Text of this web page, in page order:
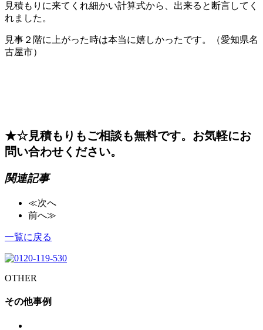
見積もりに来てくれ細かい計算式から、出来ると断言してく
れました。
見事２階に上がった時は本当に嬉しかったです。（愛知県名
古屋市）
★☆見積もりもご相談も無料です。お気軽にお
問い合わせください。
関連記事
≪次へ
前へ≫
一覧に戻る
OTHER
その他事例